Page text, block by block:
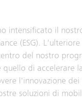
intensificato il
(ESG).
del nostro
di accelerare
l'innovazione
soluzioni di